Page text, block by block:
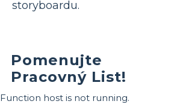
storyboardu.
Pomenujte
Pracovný List!
Function host is not running.